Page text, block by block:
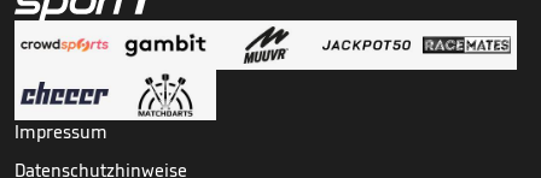
Impressum
Datenschutzhinweise